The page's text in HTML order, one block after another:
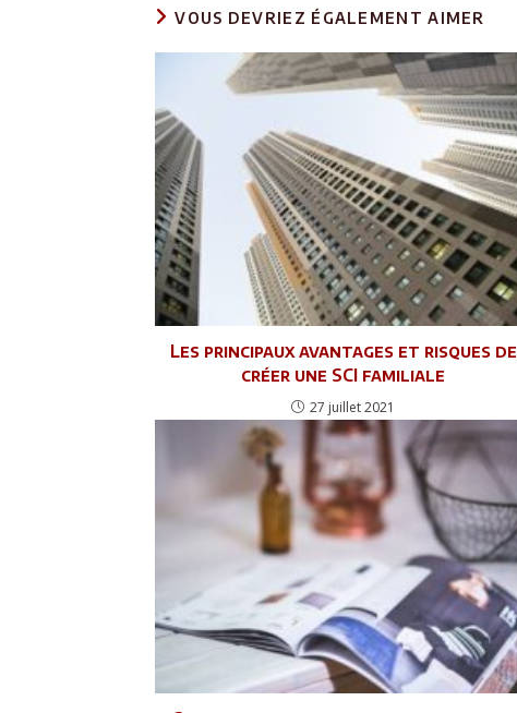
VOUS DEVRIEZ ÉGALEMENT AIMER
Les principaux avantages et risques de
créer une SCI familiale
27 juillet 2021